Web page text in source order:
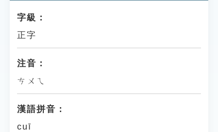
字級：
正字
注音：
ㄘㄨㄟ
漢語拼音：
cuī